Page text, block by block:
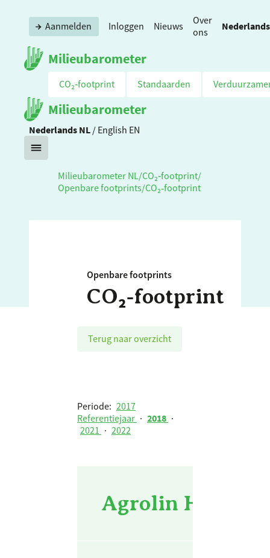
Milieubarometer
Aanmelden Inloggen Nieuws
Over
ons
Nederlands
CO₂‑footprint Standaarden
Milieubarometer
Nederlands NL / English EN
Milieubarometer NL /CO₂‑footprint/
Openbare footprints/CO₂‑footprint
Openbare footprints
CO₂‑footprint
Terug naar overzicht
Periode: 2017
Referentiejaar · 2018 ·
2021 · 2022
Agrolin